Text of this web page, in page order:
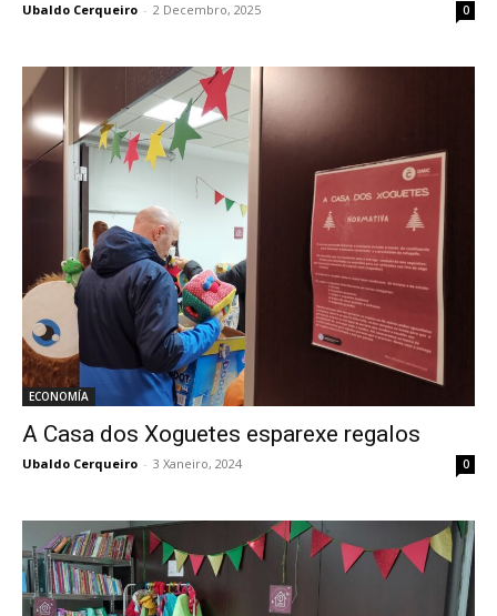
Ubaldo Cerqueiro - 2 Decembro, 2025 0
ECONOMÍA
A Casa dos Xoguetes esparexe regalos
Ubaldo Cerqueiro - 3 Xaneiro, 2024 0